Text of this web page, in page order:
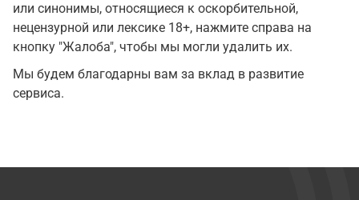
или синонимы, относящиеся к оскорбительной,
нецензурной или лексике 18+, нажмите справа на
кнопку "Жалоба", чтобы мы могли удалить их.
Мы будем благодарны вам за вклад в развитие
сервиса.